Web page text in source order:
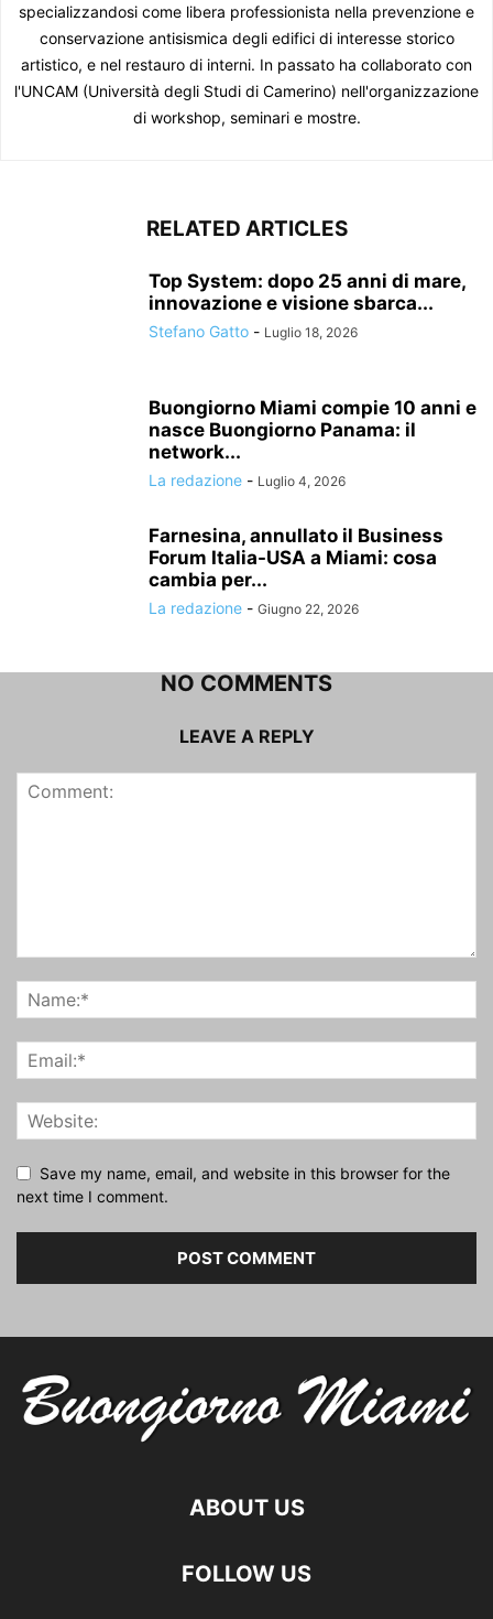
specializzandosi come libera professionista nella prevenzione e
conservazione antisismica degli edifici di interesse storico
artistico, e nel restauro di interni. In passato ha collaborato con
l'UNCAM (Università degli Studi di Camerino) nell'organizzazione
di workshop, seminari e mostre.
RELATED ARTICLES
Top System: dopo 25 anni di mare,
innovazione e visione sbarca...
Stefano Gatto - Luglio 18, 2026
Buongiorno Miami compie 10 anni e
nasce Buongiorno Panama: il
network...
La redazione - Luglio 4, 2026
Farnesina, annullato il Business
Forum Italia-USA a Miami: cosa
cambia per...
La redazione - Giugno 22, 2026
NO COMMENTS
LEAVE A REPLY
Save my name, email, and website in this browser for the
next time I comment.
ABOUT US
FOLLOW US